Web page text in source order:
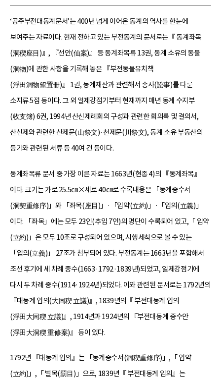
‘공주부전대동계문서’는 400년 넘게 이어온 동계의 역사를 한눈에
보여주는 자료이다. 현재 전하고 있는 부전동계의 문서로는『 동계좌목
(洞稧座目)』, 『선안(仙案)』 등 동계좌목류 13권, 동계 소유의 동물
(洞物)에 관한 사항을 기록해 놓은 『부전동물유치책
(浮田洞物留置冊)』 1권, 동계재산과 관련해서 송사(訟事)를 다룬
소지류 5점 등이다. 그 외 일제강점기부터 현재까지 매년 동계 수지부
(收支簿) 6권, 1994년 산신제례회의 구성과 관련한 회의록 및 결의서,
산신제와 관련한 산제문(山祭文)·천제문(川祭文), 동계 소유 부동산의
등기와 관련된 서류 등 40여 건 등이다.
동계좌목류 문서 중 가장 이른 자료는 1663년(현종 4)의 『동계좌목』
이다. 크기는 가로 25.5㎝×세로 40㎝로 수록내용은 「동계중수서
(洞契重修序)」와 「좌목(座目)」·「입약(立約)」·「입의(立義)」
이다. 「좌목」에는 모두 23인(추입 7인)의 명단이 수록되어 있고,「 입약
(立約)」은 모두 10조로 구성되어 있으며, 시행세칙으로 볼 수 있는
「입의(立義)」 27조가 첨부되어 있다. 부전동계는 1663년을 포함해서
조선 후기에 세 차례 중수(1663·1792·1839년)되었고, 일제강점기에
다시 두 차례 중수(1914·1924년)되었다. 이와 관련된 문서로는 1792년의
『대동계 입의(大同稧 立議)』, 1839년의『 부전대동계 입의
(浮田大同稧 立議)』, 1914년과 1924년의 『부전대동계 중수안
(浮田大洞稧 重修案)』 등이 있다.
1792년 『대동계 입의』는 「동계중수서(洞稧重修序)」,「 입약
(立約)」,「 벌목(罰目)」으로, 1839년『 부전대동계 입의』는